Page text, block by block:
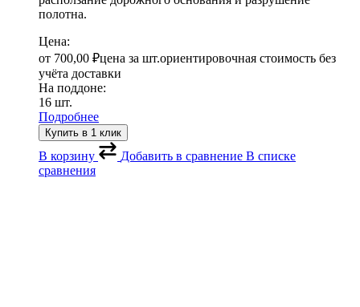
полотна.
Цена:
от 700,00 ₽цена за шт.ориентировочная стоимость без
учёта доставки
На поддоне:
16 шт.
Подробнее
Купить в 1 клик
В корзину Добавить в сравнение В списке
сравнения